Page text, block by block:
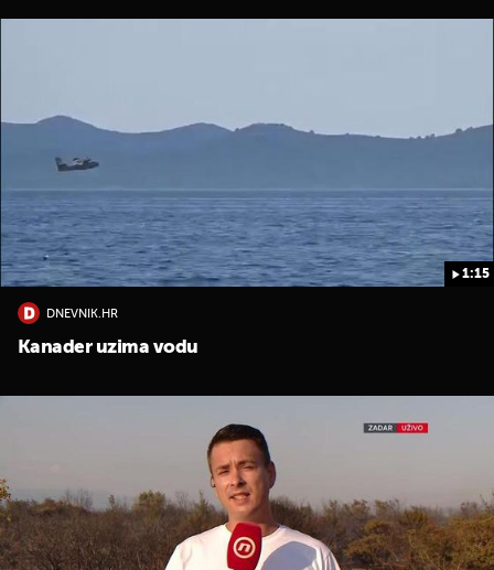
1:15
DNEVNIK.HR
Kanader uzima vodu